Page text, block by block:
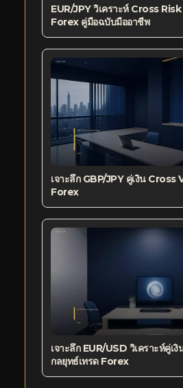
EUR/JPY วิเคราะห์ Cross
Forex คู่มือฉบับมืออาชีพ
เจาะลึก GBP/JPY คู่เงิน
Forex
เจาะลึก EUR/USD วิเคราะห์คู่เ
กลยุทธ์เทรด Forex